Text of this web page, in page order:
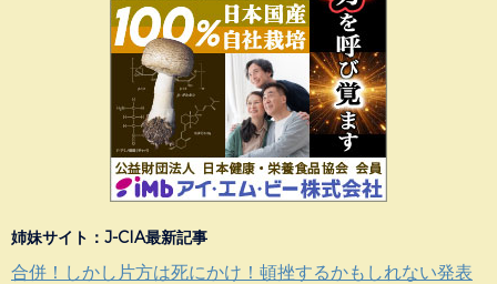
姉妹サイト：J-CIA最新記事
合併！しかし片方は死にかけ！頓挫するかもしれない発表